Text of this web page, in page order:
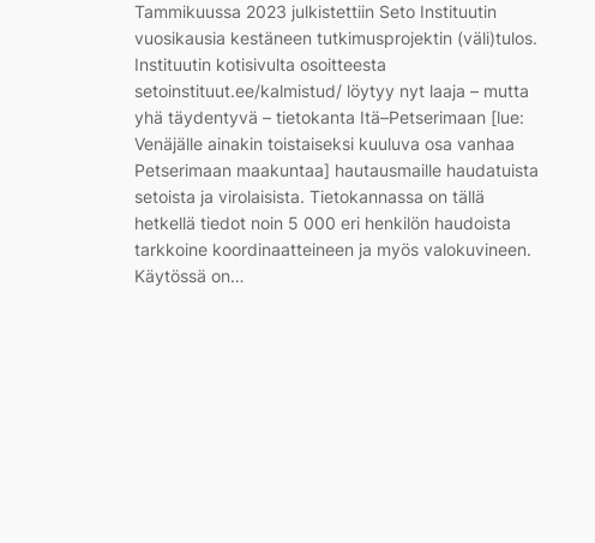
Tammikuussa 2023 julkistettiin Seto Instituutin
vuosikausia kestäneen tutkimusprojektin (väli)tulos.
Instituutin kotisivulta osoitteesta
setoinstituut.ee/kalmistud/ löytyy nyt laaja – mutta
yhä täydentyvä – tietokanta Itä–Petserimaan [lue:
Venäjälle ainakin toistaiseksi kuuluva osa vanhaa
Petserimaan maakuntaa] hautausmaille haudatuista
setoista ja virolaisista. Tietokannassa on tällä
hetkellä tiedot noin 5 000 eri henkilön haudoista
tarkkoine koordinaatteineen ja myös valokuvineen.
Käytössä on…